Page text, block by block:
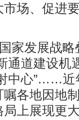
场、促进
家发展战略
通道建设机
中心”……近
各地因地
上展现更